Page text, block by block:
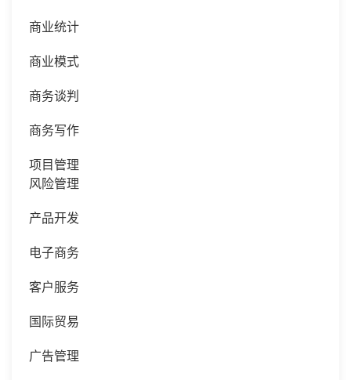
商业统计
商业模式
商务谈判
商务写作
项目管理
风险管理
产品开发
电子商务
客户服务
国际贸易
广告管理